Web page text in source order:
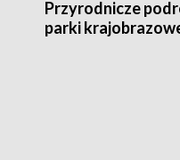
Przyrodnicze
parki